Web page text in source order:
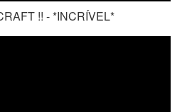
!! - *INCRÍVEL*